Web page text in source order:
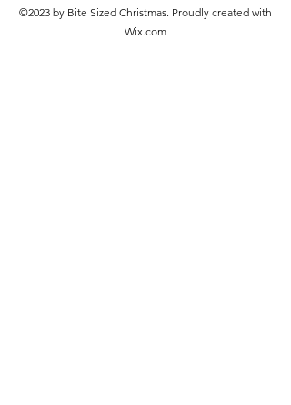
©2023 by Bite Sized Christmas. Proudly created with
Wix.com